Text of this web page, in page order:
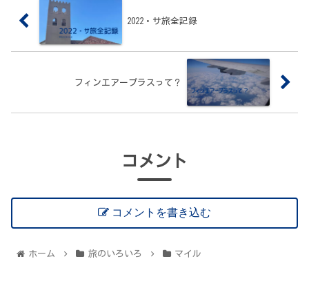
2022・サ旅全記録
フィンエアープラスって？
コメント
コメントを書き込む
ホーム 旅のいろいろ マイル